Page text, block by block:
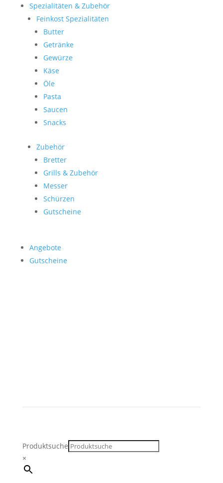
Spezialitäten & Zubehör
Feinkost Spezialitäten
Butter
Getränke
Gewürze
Käse
Öle
Pasta
Saucen
Snacks
Zubehör
Bretter
Grills & Zubehör
Messer
Schürzen
Gutscheine
Angebote
Gutscheine
Produktsuche
×